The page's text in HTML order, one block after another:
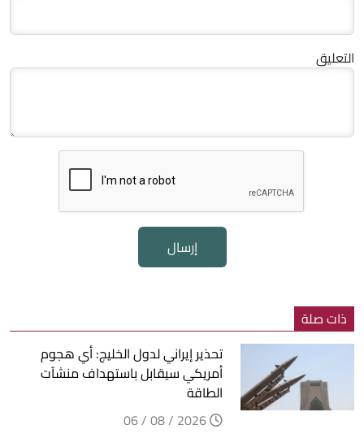
التعليق
إرسال
ذات صلة
تحذير إيراني لدول الخليج: أي هجوم
أمريكي سيقابل باستهداف منشآت
الطاقة